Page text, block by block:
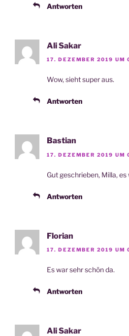
Antworten
Ali Sakar
17. DEZEMBER 2019 UM
Wow, sieht super aus.
Antworten
Bastian
17. DEZEMBER 2019 UM
Gut geschrie­ben, Mil­la, es
Antworten
Florian
17. DEZEMBER 2019 UM
Es war sehr schön da.
Antworten
Ali Sakar